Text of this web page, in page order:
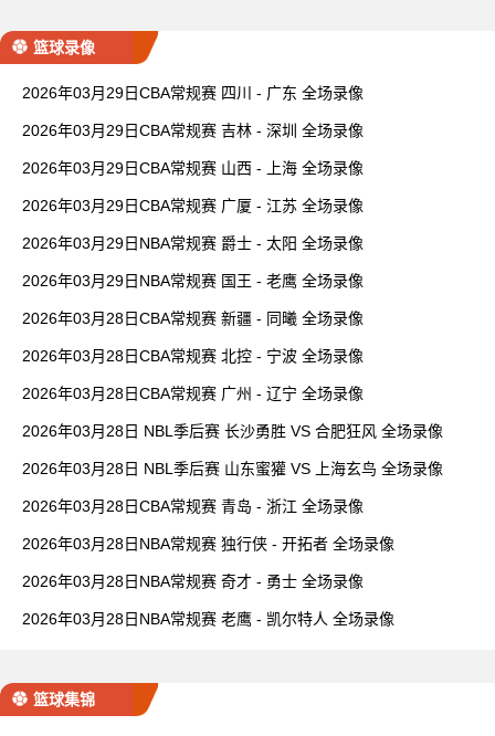
篮球录像
2026年03月29日CBA常规赛 四川 - 广东 全场录像
2026年03月29日CBA常规赛 吉林 - 深圳 全场录像
2026年03月29日CBA常规赛 山西 - 上海 全场录像
2026年03月29日CBA常规赛 广厦 - 江苏 全场录像
2026年03月29日NBA常规赛 爵士 - 太阳 全场录像
2026年03月29日NBA常规赛 国王 - 老鹰 全场录像
2026年03月28日CBA常规赛 新疆 - 同曦 全场录像
2026年03月28日CBA常规赛 北控 - 宁波 全场录像
2026年03月28日CBA常规赛 广州 - 辽宁 全场录像
2026年03月28日 NBL季后赛 长沙勇胜 VS 合肥狂风 全场录像
2026年03月28日 NBL季后赛 山东蜜獾 VS 上海玄鸟 全场录像
2026年03月28日CBA常规赛 青岛 - 浙江 全场录像
2026年03月28日NBA常规赛 独行侠 - 开拓者 全场录像
2026年03月28日NBA常规赛 奇才 - 勇士 全场录像
2026年03月28日NBA常规赛 老鹰 - 凯尔特人 全场录像
篮球集锦